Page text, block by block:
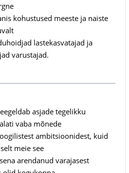
kohustused meeste ja naiste
lastekasvatajad ja
varustajad.
asjade tegelikku
vaba mõnede
ambitsioonidest, kuid
meie see
arendanud varajasest